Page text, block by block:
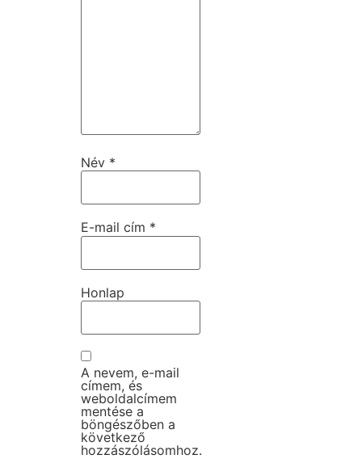
Név *
E-mail cím *
Honlap
A nevem, e-mail
címem, és
weboldalcímem
mentése a
böngészőben a
következő
hozzászólásomhoz.